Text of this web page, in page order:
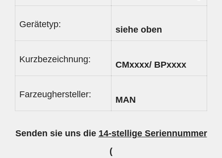
Gerätetyp:
siehe oben
Kurzbezeichnung:
CMxxxx/ BPxxxx
Farzeughersteller:
MAN
Senden sie uns die 14-stellige Seriennummer
(